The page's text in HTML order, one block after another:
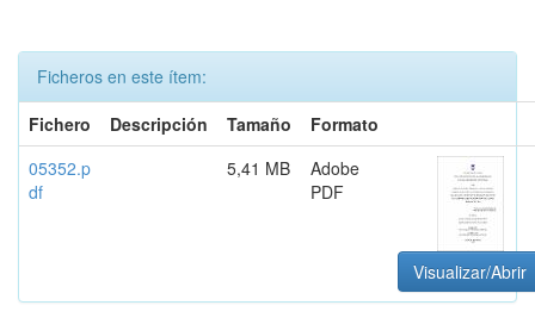
Ficheros en este ítem:
Fichero
Descripción Tamaño
Formato
05352.p
df
5,41 MB
Adobe
PDF
Visualizar/Abrir